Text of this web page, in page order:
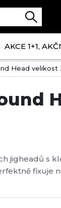
AKCE 1+1,
Head velikost
jigheadů s
fixuje
výzvu.
3/0 balení 2